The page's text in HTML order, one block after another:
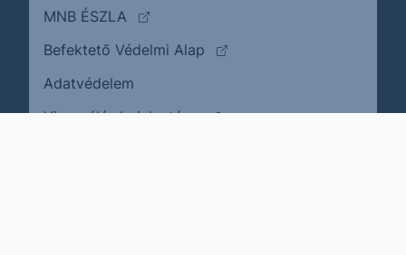
MNB ÉSZLA
(külső oldalra ugrik)
Befektető Védelmi Alap
(külső oldalra ugrik)
Adatvédelem
Visszaélés bejelentése(külső oldalra ugrik)